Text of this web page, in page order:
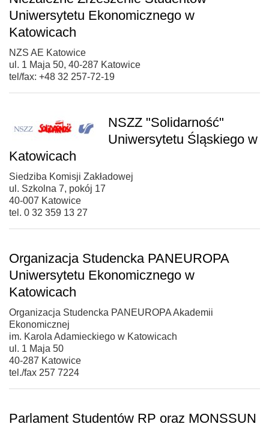
Uniwersytetu Ekonomicznego w
Katowicach
NZS AE Katowice
ul. 1 Maja 50, 40-287 Katowice
tel/fax: +48 32 257-72-19
NSZZ "Solidarność"
Uniwersytetu Śląskiego w
Katowicach
Siedziba Komisji Zakładowej
ul. Szkolna 7, pokój 17
40-007 Katowice
tel. 0 32 359 13 27
Organizacja Studencka PANEUROPA
Uniwersytetu Ekonomicznego w
Katowicach
Organizacja Studencka PANEUROPA Akademii
Ekonomicznej
im. Karola Adamieckiego w Katowicach
ul. 1 Maja 50
40-287 Katowice
tel./fax 257 7224
Parlament Studentów RP oraz MONSSUN